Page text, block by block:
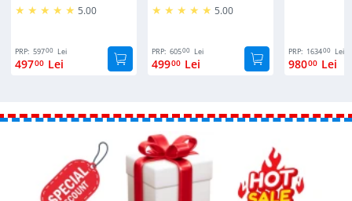
5.00
PRP: 59700 Lei
49700 Lei
5.00
PRP: 60500 Lei
49900 Lei
PRP: 163400 Lei
98000 Lei